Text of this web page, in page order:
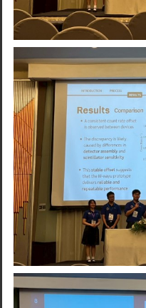
Search
for: